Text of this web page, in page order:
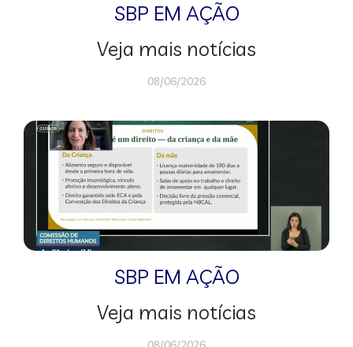
SBP EM AÇÃO
Veja mais notícias
08/06/2026
SBP EM AÇÃO
Veja mais notícias